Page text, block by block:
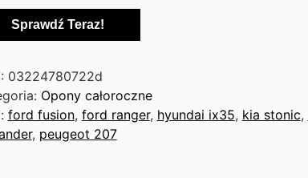
Sprawdź Teraz!
03224780722d
Opony całoroczne
ford fusion, ford ranger, hyundai ix35, kia stonic,
, peugeot 207